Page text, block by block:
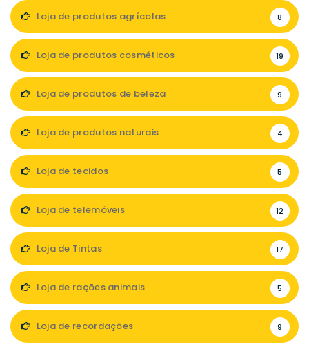
Loja de produtos agrícolas 8
Loja de produtos cosméticos 19
Loja de produtos de beleza 9
Loja de produtos naturais 4
Loja de tecidos 5
Loja de telemóveis 12
Loja de Tintas 17
Loja de rações animais 5
Loja de recordações 9